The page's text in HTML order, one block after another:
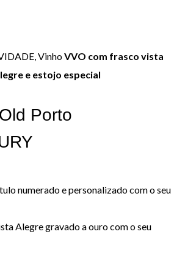
Porto
numerado e personalizado com o seu
Alegre gravado a ouro com o seu
VinhoVVO com frasco vista
e estojo especial